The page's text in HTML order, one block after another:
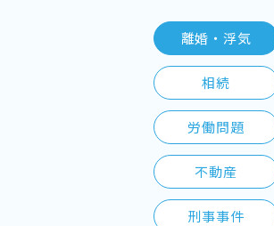
離婚・浮気
相続
労働問題
不動産
刑事事件